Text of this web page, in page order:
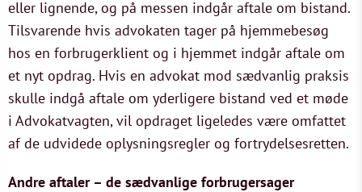
eller lignende, og på messen indgår aftale om bistand.
Tilsvarende hvis advokaten tager på hjemmebesøg
hos en forbrugerklient og i hjemmet indgår aftale om
et nyt opdrag. Hvis en advokat mod sædvanlig praksis
skulle indgå aftale om yderligere bistand ved et møde
i Advokatvagten, vil opdraget ligeledes være omfattet
af de udvidede oplysningsregler og fortrydelsesretten.
Andre aftaler – de sædvanlige forbrugersager